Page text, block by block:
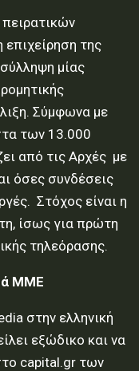
της
μίας
Σύμφωνα με
των 13.000
από τις Αρχές με
όσες συνδέσεις
Στόχος είναι η
ίσως για πρώτη
τηλεόρασης.
ΜΜΕ
στην ελληνική
εξώδικο και να
capital.gr των